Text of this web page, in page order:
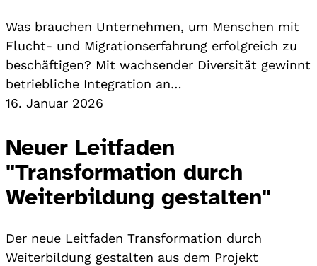
Was brauchen Unternehmen, um Menschen mit
Flucht- und Migrationserfahrung erfolgreich zu
beschäftigen? Mit wachsender Diversität gewinnt
betriebliche Integration an…
16. Januar 2026
Neuer Leitfaden
"Transformation durch
Weiterbildung gestalten"
Der neue Leitfaden Transformation durch
Weiterbildung gestalten aus dem Projekt